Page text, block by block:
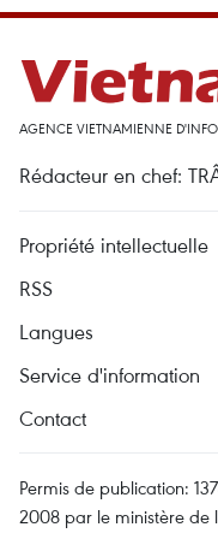
AGENCE VIETNAMIENNE
Rédacteur en chef:
Propriété intellectuelle
RSS
Langues
Service d'information
Contact
Permis de publication:
2008 par le ministère